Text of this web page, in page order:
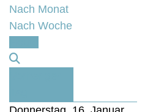
Nach Monat
Nach Woche